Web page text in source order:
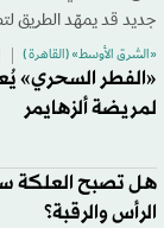
جديد قد يمهّد الطريق
«الشرق الأوسط» (القاهرة )
«الفطر السحري»
لمريضة ألزهايمر
هل تصبح العلكة
الرأس والرقبة؟